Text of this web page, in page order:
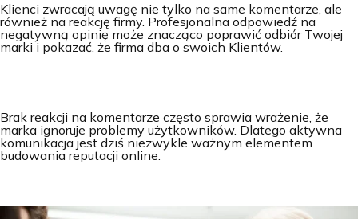
Klienci zwracają uwagę nie tylko na same komentarze, ale
również na reakcję firmy. Profesjonalna odpowiedź na
negatywną opinię może znacząco poprawić odbiór Twojej
marki i pokazać, że firma dba o swoich Klientów.
Brak reakcji na komentarze często sprawia wrażenie, że
marka ignoruje problemy użytkowników. Dlatego aktywna
komunikacja jest dziś niezwykle ważnym elementem
budowania reputacji online.